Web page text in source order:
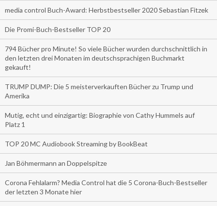
media control Buch-Award: Herbstbestseller 2020 Sebastian Fitzek
Die Promi-Buch-Bestseller TOP 20
794 Bücher pro Minute! So viele Bücher wurden durchschnittlich in
den letzten drei Monaten im deutschsprachigen Buchmarkt
gekauft!
TRUMP DUMP: Die 5 meisterverkauften Bücher zu Trump und
Amerika
Mutig, echt und einzigartig: Biographie von Cathy Hummels auf
Platz 1
TOP 20 MC Audiobook Streaming by BookBeat
Jan Böhmermann an Doppelspitze
Corona Fehlalarm? Media Control hat die 5 Corona-Buch-Bestseller
der letzten 3 Monate hier